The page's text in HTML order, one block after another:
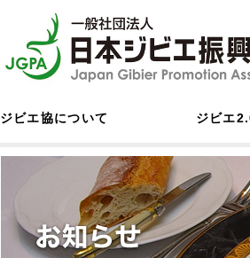
ジビエ協について ジビエ